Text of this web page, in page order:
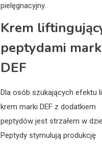
pielęgnacyjny.
Krem
peptydami
DEF
Dla osób szukających efektu
krem marki DEF z dodatkiem
peptydów jest strzałem w
Peptydy stymulują produkcję